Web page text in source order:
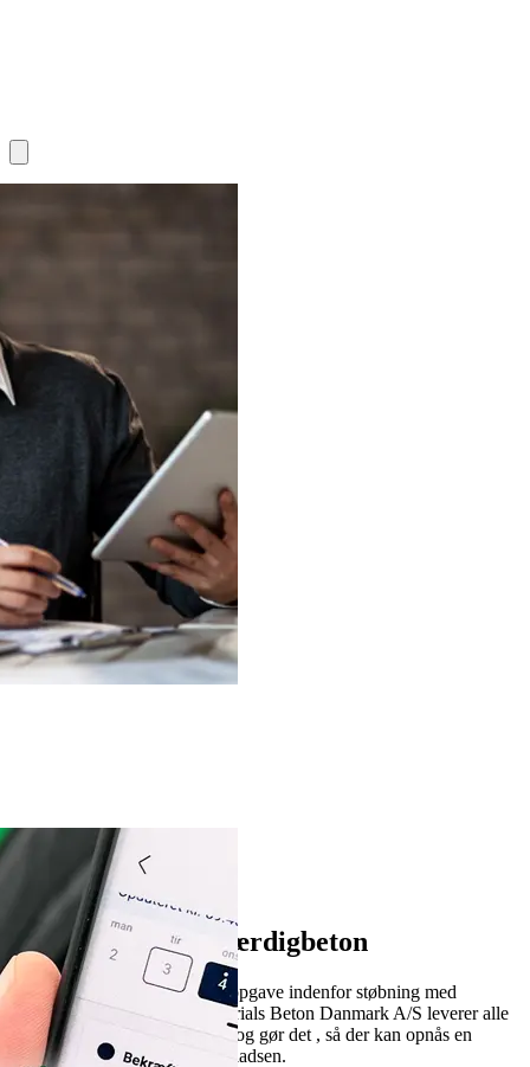
3
Vi taler flydende færdigbeton
Og vi taler om at løse enhver opgave indenfor støbning med
færdigbeton. Heidelberg Materials Beton Danmark A/S leverer alle
gængse former for betontyper og gør det , så der kan opnås en
optimal støberytme på byggepladsen.